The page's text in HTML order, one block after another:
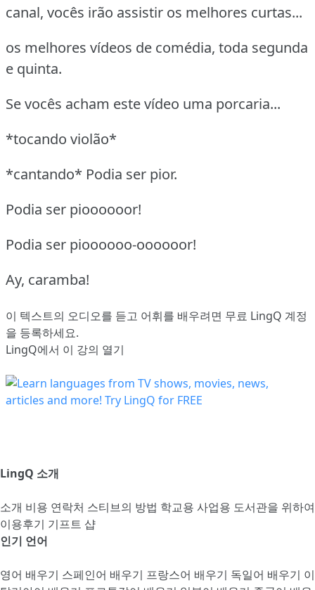
canal, vocês irão assistir os melhores curtas...
os melhores vídeos de comédia, toda segunda
e quinta.
Se vocês acham este vídeo uma porcaria...
*tocando violão*
*cantando* Podia ser pior.
Podia ser pioooooor!
Podia ser pioooooo-oooooor!
Ay, caramba!
이 텍스트의 오디오를 듣고 어휘를 배우려면 무료 LingQ 계정
을 등록하세요.
LingQ에서 이 강의 열기
LingQ 소개
소개 비용 연락처 스티브의 방법 학교용 사업용 도서관을 위하여
이용후기 기프트 샵
인기 언어
영어 배우기 스페인어 배우기 프랑스어 배우기 독일어 배우기 이